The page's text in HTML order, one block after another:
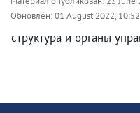
Обновлён:01 August 2022, 10:52
структура и органы